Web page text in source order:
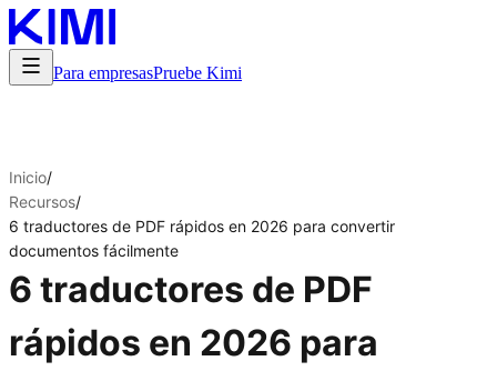
Para empresasPruebe Kimi
Inicio/
Recursos/
6 traductores de PDF rápidos en 2026 para convertir
documentos fácilmente
6 traductores de PDF
rápidos en 2026 para